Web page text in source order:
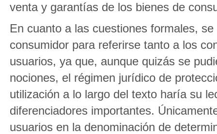
venta y garantías de los bienes de
En cuanto a las cuestiones formales,
consumidor para referirse tanto a los
usuarios, ya que, aunque quizás se
nociones, el régimen jurídico de
utilización a lo largo del texto haría su
diferenciadores importantes.
usuarios en la denominación de